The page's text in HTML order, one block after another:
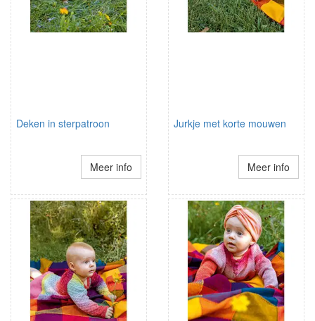
Deken in sterpatroon
Meer info
Jurkje met korte mouwen
Meer info